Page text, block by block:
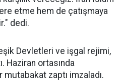
etme hem de çatışmaya
dedi.
Devletleri ve işgal rejimi,
Haziran ortasında
zaptı imzaladı.